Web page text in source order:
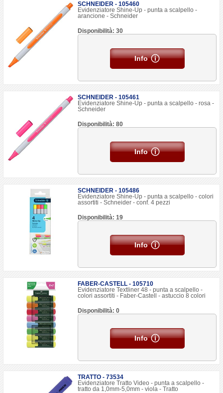
SCHNEIDER - 105460
Evidenziatore Shine-Up - punta a scalpello -
arancione - Schneider
Disponibilità: 30
Info
SCHNEIDER - 105461
Evidenziatore Shine-Up - punta a scalpello - rosa -
Schneider
Disponibilità: 80
Info
SCHNEIDER - 105486
Evidenziatore Shine-Up - punta a scalpello - colori
assortiti - Schneider - conf. 4 pezzi
Disponibilità: 19
Info
FABER-CASTELL - 105710
Evidenziatore Textliner 48 - punta a scalpello -
colori assortiti - Faber-Castell - astuccio 8 colori
Disponibilità: 0
Info
TRATTO - 73534
Evidenziatore Tratto Video - punta a scalpello -
tratto da 1,0mm-5,0mm - viola - Tratto